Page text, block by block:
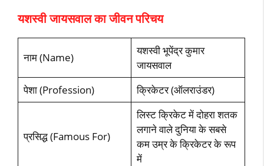
यशस्वी जायसवाल का जीवन परिचय
नाम (Name)
यशस्वी भूपेंद्र कुमार
जायसवाल
पेशा (Profession)
क्रिकेटर (ऑलराउंडर)
प्रसिद्ध (Famous For)
लिस्ट क्रिकेट में दोहरा शतक
लगाने वाले दुनिया के सबसे
कम उम्र के क्रिकेटर के रूप
में